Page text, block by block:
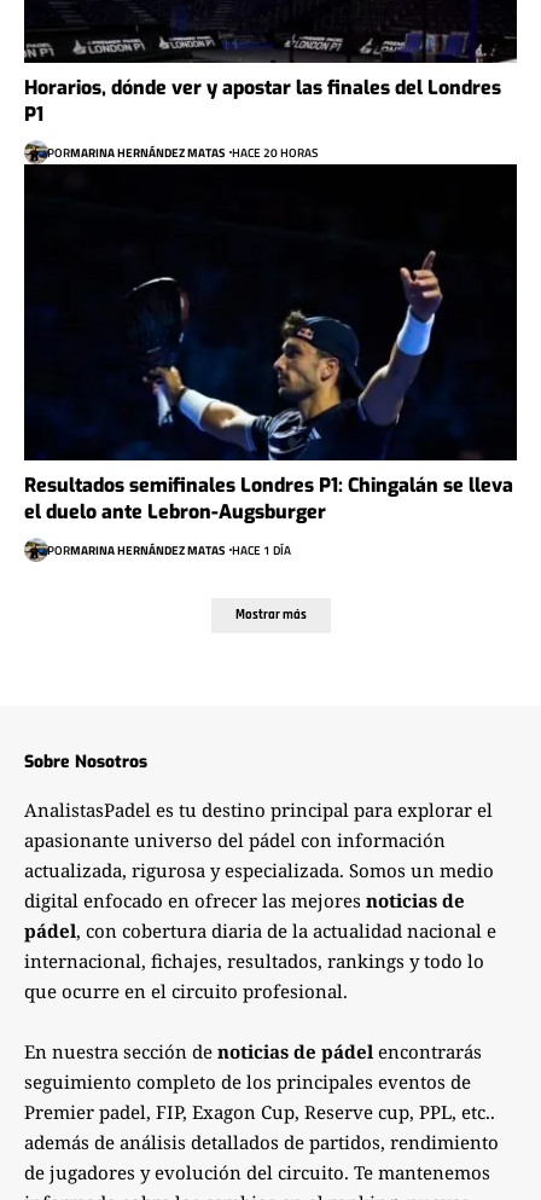
Horarios, dónde ver y apostar las finales del Londres
P1
PORMARINA HERNÁNDEZ MATAS HACE 20 HORAS
Resultados semifinales Londres P1: Chingalán se lleva
el duelo ante Lebron-Augsburger
PORMARINA HERNÁNDEZ MATAS HACE 1 DÍA
Mostrar más
Sobre Nosotros
AnalistasPadel es tu destino principal para explorar el
apasionante universo del pádel con información
actualizada, rigurosa y especializada. Somos un medio
digital enfocado en ofrecer las mejores noticias de
pádel, con cobertura diaria de la actualidad nacional e
internacional, fichajes, resultados, rankings y todo lo
que ocurre en el circuito profesional.
En nuestra sección de noticias de pádel encontrarás
seguimiento completo de los principales eventos de
Premier padel, FIP, Exagon Cup, Reserve cup, PPL, etc..
además de análisis detallados de partidos, rendimiento
de jugadores y evolución del circuito. Te mantenemos